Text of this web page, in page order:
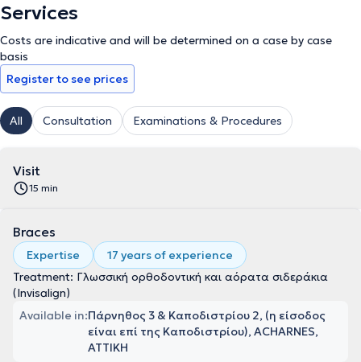
Services
Costs are indicative and will be determined on a case by case
basis
Register to see prices
All Consultation Examinations & Procedures
Visit
15 min
Braces
Expertise
17 years of experience
Treatment: Γλωσσική ορθοδοντική και αόρατα σιδεράκια
(Invisalign)
Available in:Πάρνηθος 3 & Καποδιστρίου 2, (η είσοδος
είναι επί της Καποδιστρίου), ACHARNES,
ΑΤΤΙΚΗ